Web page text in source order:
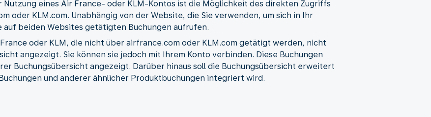
eines Air France- oder KLM-Kontos ist die Möglichkeit des direkten Zugriffs
oder KLM.com. Unabhängig von der Website, die Sie verwenden, um sich in Ihr
auf beiden Websites getätigten Buchungen aufrufen.
oder KLM, die nicht über airfrance.com oder KLM.com getätigt werden, nicht
angezeigt. Sie können sie jedoch mit Ihrem Konto verbinden. Diese Buchungen
Buchungsübersicht angezeigt. Darüber hinaus soll die Buchungsübersicht erweitert
und anderer ähnlicher Produktbuchungen integriert wird.